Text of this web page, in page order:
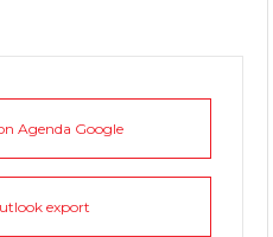
Agenda Google
export